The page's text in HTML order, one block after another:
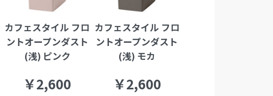
カフェスタイル フロ
ントオープンダスト
(浅) ピンク
￥2,600
カフェスタイル フロ
ントオープンダスト
(浅) モカ
￥2,600